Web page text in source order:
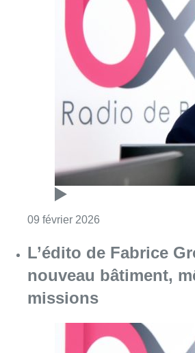
09 février 2026 Consulter l'article
L’édito de Fabrice
nouveau bâtiment,
missions